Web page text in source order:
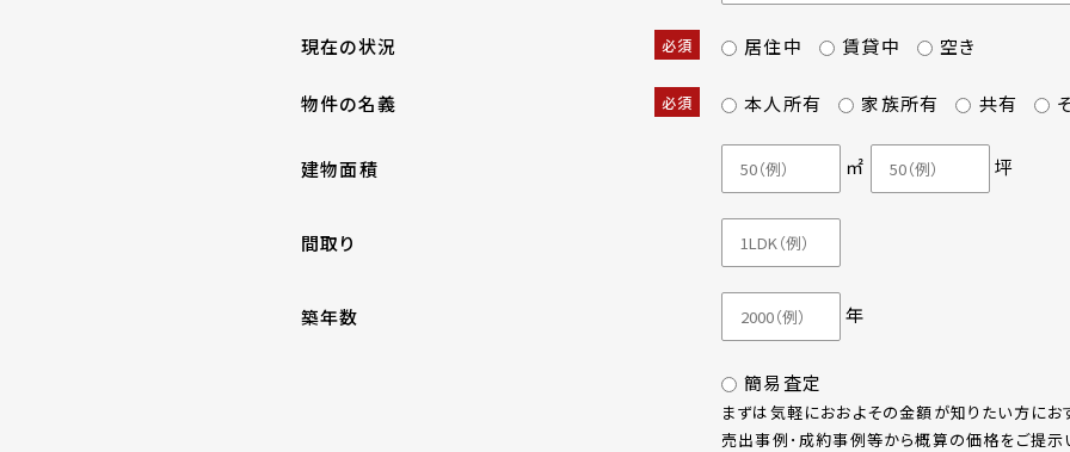
現在の状況 必須 居住中 賃貸中 空き
物件の名義 必須 本人所有 家族所有 共有
建物面積 ㎡ 坪
間取り
築年数 年
簡易査定
まずは気軽におおよその金額が知りたい方に
売出事例･成約事例等から概算の価格をご提示